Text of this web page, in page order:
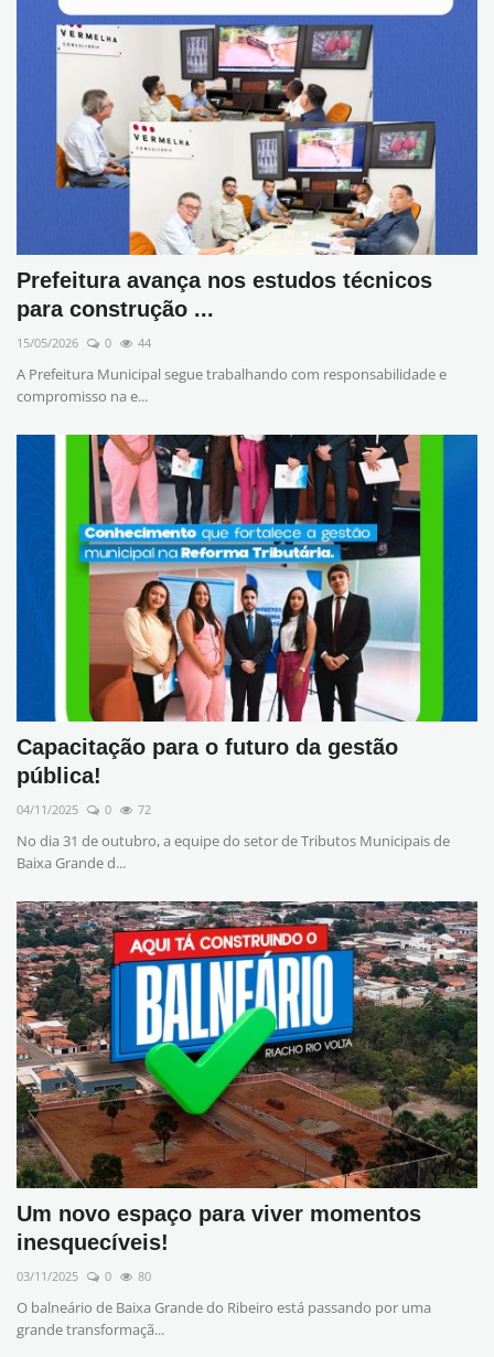
Prefeitura avança nos estudos técnicos
para construção ...
15/05/2026 0 44
A Prefeitura Municipal segue trabalhando com responsabilidade e
compromisso na e...
Capacitação para o futuro da gestão
pública!
04/11/2025 0 72
No dia 31 de outubro, a equipe do setor de Tributos Municipais de
Baixa Grande d...
Um novo espaço para viver momentos
inesquecíveis!
03/11/2025 0 80
O balneário de Baixa Grande do Ribeiro está passando por uma
grande transformaçã...